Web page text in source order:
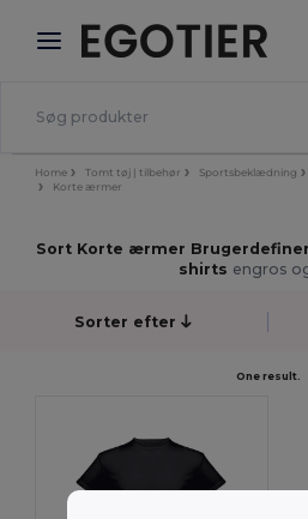
× Egotier-app
Bedre priser i appen!
Home Tomt tøj | tilbehør Sportsbeklædning
Korte ærmer
Sort Korte ærmer
shirts engros
Sorter efter
One result.